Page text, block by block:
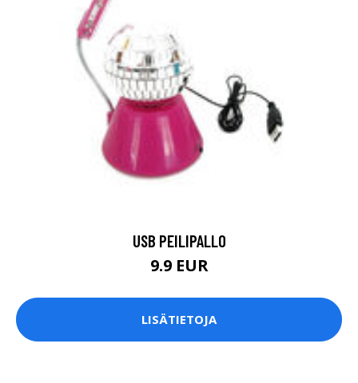
USB PEILIPALLO
9.9 EUR
LISÄTIETOJA